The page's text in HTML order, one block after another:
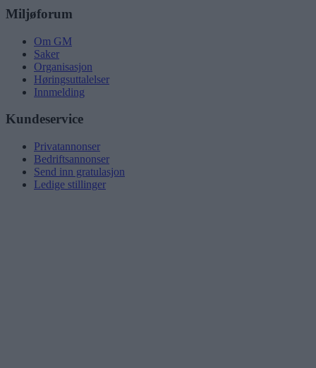
Miljøforum
Om GM
Saker
Organisasjon
Høringsuttalelser
Innmelding
Kundeservice
Privatannonser
Bedriftsannonser
Send inn gratulasjon
Ledige stillinger